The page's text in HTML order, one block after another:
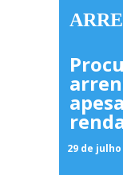
29 de julho